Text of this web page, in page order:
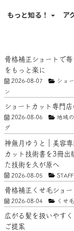
もっと知る！ ア
骨格補正ショートで
をもっと楽に
2026-08-07
ショ
ン
ショートカット専門
2026-08-06
地域
グ
神無月ゆうと｜美容
カット技術書を3冊出
た技術を久が原へ
2026-08-05
骨格補正くせ毛ショ
2026-08-04 くせ
広がる髪を扱いやす
ご提案